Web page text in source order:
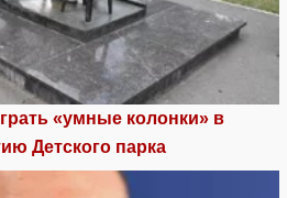
«умные колонки» в
Детского парка